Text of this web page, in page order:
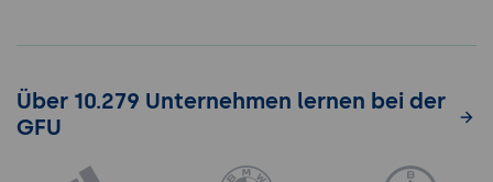
Über 10.279 Unternehmen lernen bei der
GFU